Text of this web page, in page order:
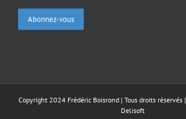
Copyright 2024 Frédéric Boisrond | Tous droits réservés |
Delisoft